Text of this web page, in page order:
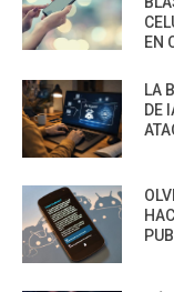
EN
LA
DE